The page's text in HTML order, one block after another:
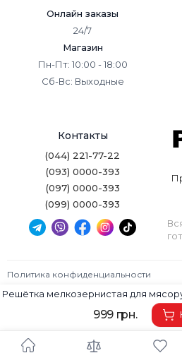
Решётка мелкозернистая для
999 грн.
Онлайн заказы
24/7
Магазин
Пн-Пт: 10:00 - 18:00
Сб-Вс: Выходные
Контакты
(044) 221-77-22
(093) 0000-393
(097) 0000-393
(099) 0000-393
Panashop © 2026. Все
Политика конфиденциальности